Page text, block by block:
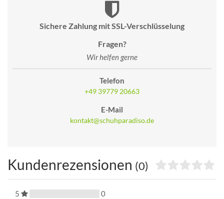
Sichere Zahlung mit SSL-Verschlüsselung
Fragen?
Wir helfen gerne
Telefon
+49 39779 20663
E-Mail
kontakt@schuhparadiso.de
Kundenrezensionen (0)
5
0